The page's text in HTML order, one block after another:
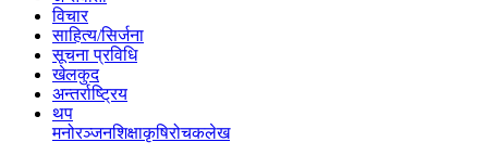
विचार
साहित्य/सिर्जना
सूचना प्रविधि
खेलकुद
अन्तर्राष्ट्रिय
थप
मनोरञ्‍जनशिक्षाकृषिरोचकलेख